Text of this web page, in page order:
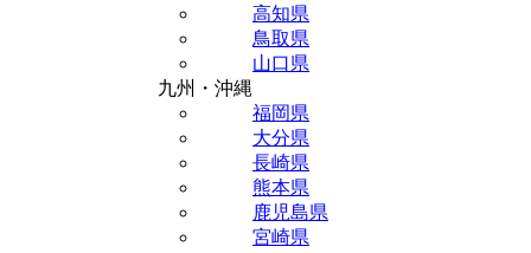
高知県
鳥取県
山口県
九州・沖縄
福岡県
大分県
長崎県
熊本県
鹿児島県
宮崎県